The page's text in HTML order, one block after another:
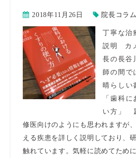
2018年11月26日 院長コラム
丁寧な治
説明 カ
長の長
師の間で
晴らしい
「歯科
い方」
修医向けのようにも思われますが
える疾患を詳しく説明しており、
触れています。気軽に読めてため